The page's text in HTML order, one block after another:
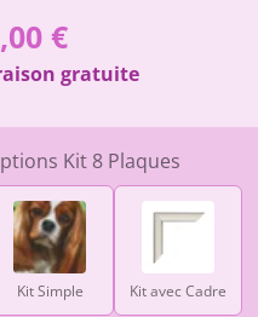
€
gratuite
Kit 8 Plaques
Kit Simple Kit avec Cadre